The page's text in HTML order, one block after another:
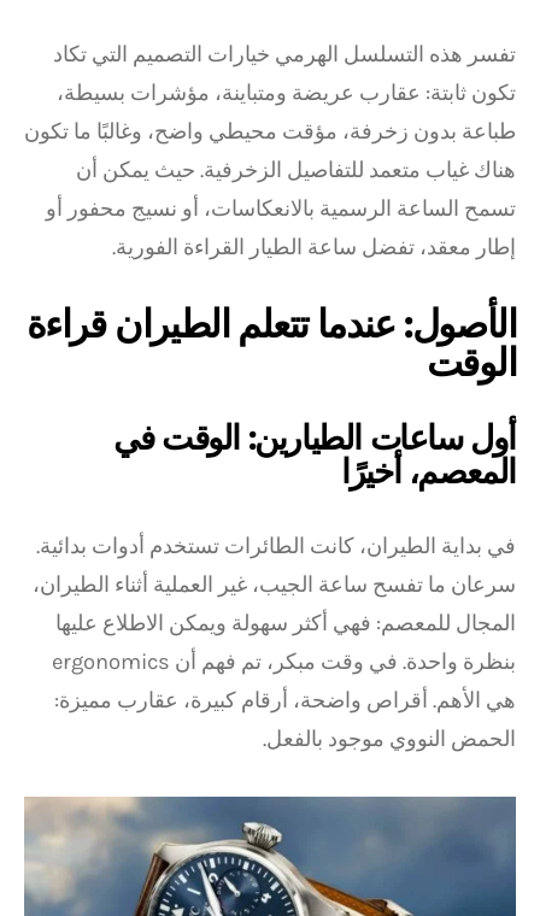
تفسر هذه التسلسل الهرمي خيارات التصميم التي تكاد
تكون ثابتة: عقارب عريضة ومتباينة، مؤشرات بسيطة،
طباعة بدون زخرفة، مؤقت محيطي واضح، وغالبًا ما تكون
هناك غياب متعمد للتفاصيل الزخرفية. حيث يمكن أن
تسمح الساعة الرسمية بالانعكاسات، أو نسيج محفور أو
إطار معقد، تفضل ساعة الطيار القراءة الفورية.
الأصول: عندما تتعلم الطيران قراءة
الوقت
أول ساعات الطيارين: الوقت في
المعصم، أخيرًا
في بداية الطيران، كانت الطائرات تستخدم أدوات بدائية.
سرعان ما تفسح ساعة الجيب، غير العملية أثناء الطيران،
المجال للمعصم: فهي أكثر سهولة ويمكن الاطلاع عليها
بنظرة واحدة. في وقت مبكر، تم فهم أن ergonomics
هي الأهم. أقراص واضحة، أرقام كبيرة، عقارب مميزة:
الحمض النووي موجود بالفعل.